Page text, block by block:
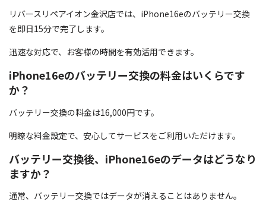
リバースリペアイオン金沢店では、iPhone16eのバッテリー交換
を即日15分で完了します。
迅速な対応で、お客様の時間を有効活用できます。
iPhone16eのバッテリー交換の料金はいくらです
か？
バッテリー交換の料金は16,000円です。
明瞭な料金設定で、安心してサービスをご利用いただけます。
バッテリー交換後、iPhone16eのデータはどうなり
ますか？
通常、バッテリー交換ではデータが消えることはありません。